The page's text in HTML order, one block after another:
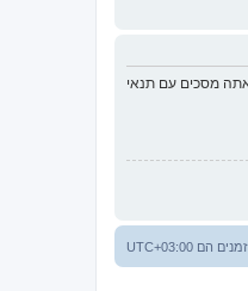
מסכים עם תנאי
הם UTC+03:00